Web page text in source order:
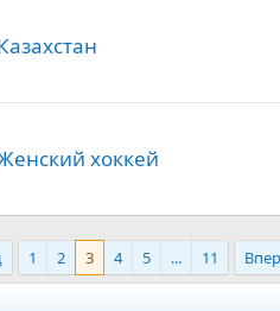
хоккей
1 2 3 4 5 ... 11